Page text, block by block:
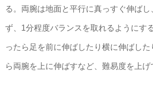
る。両腕は地面と平行に真っすぐ伸ばし
ず、1分程度バランスを取れるようにす
ったら足を前に伸ばしたり横に伸ばし
ら両腕を上に伸ばすなど、難易度を上げ